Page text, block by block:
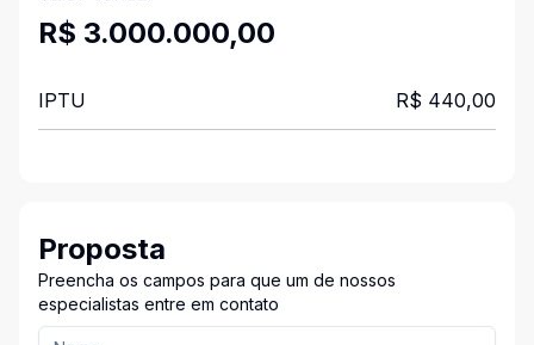
R$ 3.000.000,00
IPTU R$ 440,00
Proposta
Preencha os campos para que um de nossos
especialistas entre em contato